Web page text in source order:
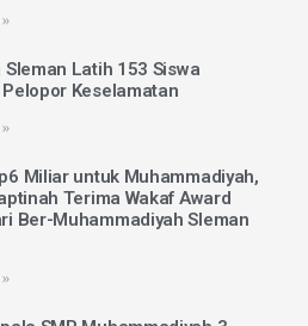
Sleman Latih 153 Siswa
Keselamatan
Miliar untuk Muhammadiyah,
Terima Wakaf Award
Ber-Muhammadiyah Sleman